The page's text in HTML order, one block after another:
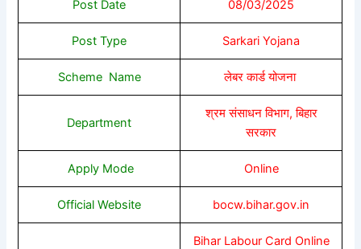
Post Date 08/03/2025
Post Type Sarkari Yojana
Scheme Name लेबर कार्ड योजना
Department
श्रम संसाधन विभाग, बिहार
सरकार
Apply Mode Online
Official Website bocw.bihar.gov.in
Bihar Labour Card Online